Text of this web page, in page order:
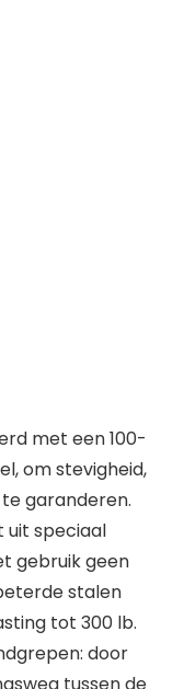
met een 100-
om stevigheid,
garanderen.
uit speciaal
gebruik geen
stalen
tot 300 lb.
door
tussen de